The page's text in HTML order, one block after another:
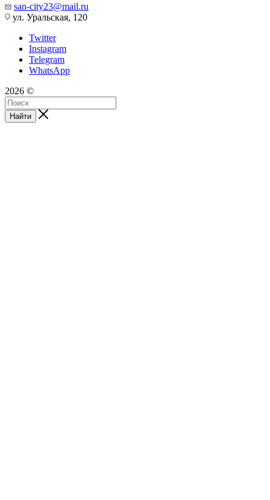
san-city23@mail.ru
ул. Уральская, 120
Twitter
Instagram
Telegram
WhatsApp
2026 ©
Найти